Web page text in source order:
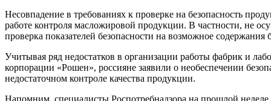
Несовпадение в требованиях к проверке на безопасность
работе контроля масложировой продукции. В частности, не
проверка показателей безопасности на возможное содержания
Учитывая ряд недостатков в организации работы фабрик и
корпорации «Рошен», россияне заявили о необеспечении
недостаточном контроле качества продукции.
Напомним, специалисты Роспотребнадзора на прошлой неделе